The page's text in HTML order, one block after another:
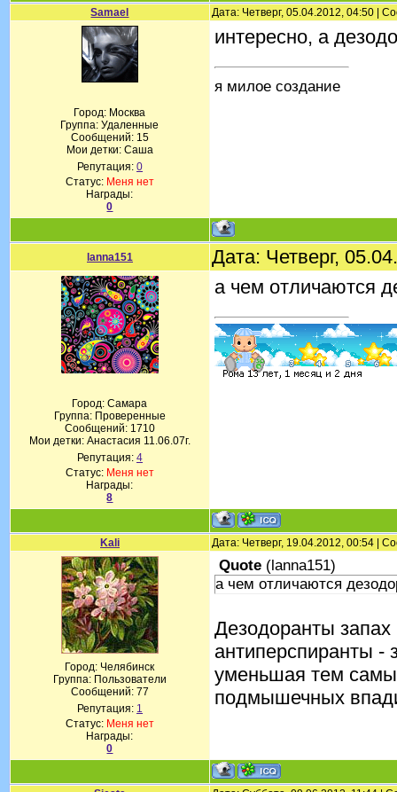
Samael Дата: Четверг, 05.04.2012, 04:50 |
Город: Москва
Группа: Удаленные
Сообщений: 15
Мои детки: Саша
Репутация: 0
Статус: Меня нет
Награды:
0
интересно, а
я милое создание
lanna151 Дата: Четверг,
Город: Самара
Группа: Проверенные
Сообщений: 1710
Мои детки: Анастасия 11.06.07г.
Репутация: 4
Статус: Меня нет
Награды:
8
а чем отличаются
Kali Дата: Четверг, 19.04.2012, 00:54 |
Город: Челябинск
Группа: Пользователи
Сообщений: 77
Репутация: 1
Статус: Меня нет
Награды:
0
Quote (lanna151)
а чем отличаются
Дезодоранты
антиперспиранты -
уменьшая тем
подмышечных